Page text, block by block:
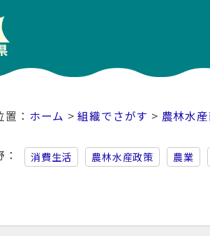
ホーム >組織でさがす > 農林水
消費生活 農林水産政策 農業